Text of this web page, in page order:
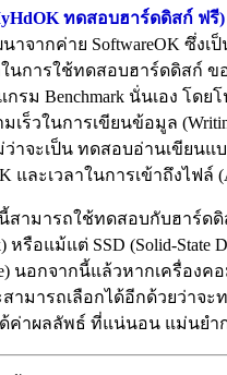
ทดสอบฮาร์ดดิสก์ ฟรี)
จากค่าย SoftwareOK ซึ่งเ
การใช้ทดสอบฮาร์ดดิสก์ ข
รม Benchmark นั่นเอง โด
มเร็วในการเขียนข้อมูล
จะเป็น ทดสอบอ่านเขียนแบ
และเวลาในการเข้าถึงไฟล์
สามารถใช้ทดสอบกับฮาร์ด
หรือแม้แต่ SSD (Solid-
นอกจากนี้แล้วหากเครื่อ
ามารถเลือกได้อีกด้วยว่าจะ
ค่าผลลัพธ์ ที่แน่นอน แม่นยำ